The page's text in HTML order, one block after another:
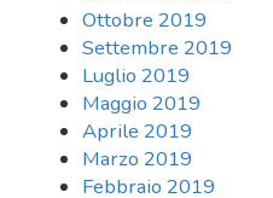
Ottobre 2019
Settembre 2019
Luglio 2019
Maggio 2019
Aprile 2019
Marzo 2019
Febbraio 2019